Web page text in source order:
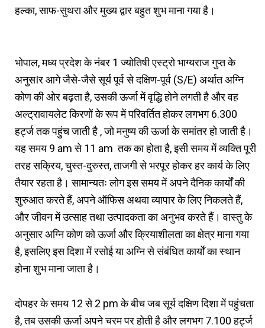
हल्का, साफ-सुथरा और मुख्य द्वार बहुत शुभ माना गया है।
भोपाल, मध्य प्रदेश के नंबर 1 ज्योतिषी एस्ट्रो भाग्यराज गुप्त के
अनुसIर आगे जैसे-जैसे सूर्य पूर्व से दक्षिण-पूर्व (S/E) अर्थात अग्नि
कोण की ओर बढ़ता है, उसकी ऊर्जा में वृद्धि होने लगती है और वह
अल्ट्रावायलेट किरणों के रूप में परिवर्तित होकर लगभग 6.300
हर्ट्ज तक पहुंच जाती है , जो मनुष्य की ऊर्जा के समांतर हो जाती है।
यह समय 9 am से 11 am तक का होता है, इसी समय में व्यक्ति पूरी
तरह सक्रिय, चुस्त-दुरुस्त, ताजगी से भरपूर होकर हर कार्य के लिए
तैयार रहता है। सामान्यतः लोग इस समय में अपने दैनिक कार्यों की
शुरुआत करते हैं, अपने ऑफिस अथवा व्यापार के लिए निकलते हैं,
और जीवन में उत्साह तथा उत्पादकता का अनुभव करते हैं। वास्तु के
अनुसार अग्नि कोण को ऊर्जा और क्रियाशीलता का क्षेत्र माना गया
है, इसलिए इस दिशा में रसोई या अग्नि से संबंधित कार्यों का स्थान
होना शुभ माना जाता है।
दोपहर के समय 12 से 2 pm के बीच जब सूर्य दक्षिण दिशा में पहुंचता
है, तब उसकी ऊर्जा अपने चरम पर होती है और लगभग 7.100 हर्ट्ज